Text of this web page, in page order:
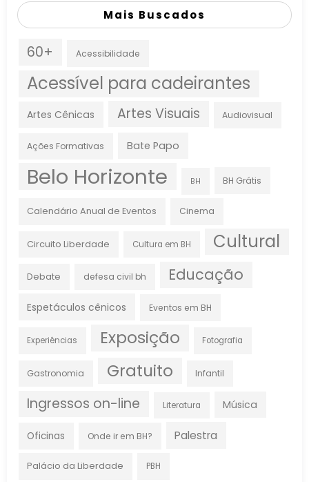
Mais Buscados
60+ Acessibilidade
Acessível para cadeirantes
Artes Cênicas Artes Visuais Audiovisual
Ações Formativas Bate Papo
Belo Horizonte BH BH Grátis
Calendário Anual de Eventos Cinema
Circuito Liberdade Cultura em BH Cultural
Debate defesa civil bh Educação
Espetáculos cênicos Eventos em BH
Experiências Exposição Fotografia
Gastronomia Gratuito Infantil
Ingressos on-line Literatura Música
Oficinas Onde ir em BH? Palestra
Palácio da Liberdade PBH